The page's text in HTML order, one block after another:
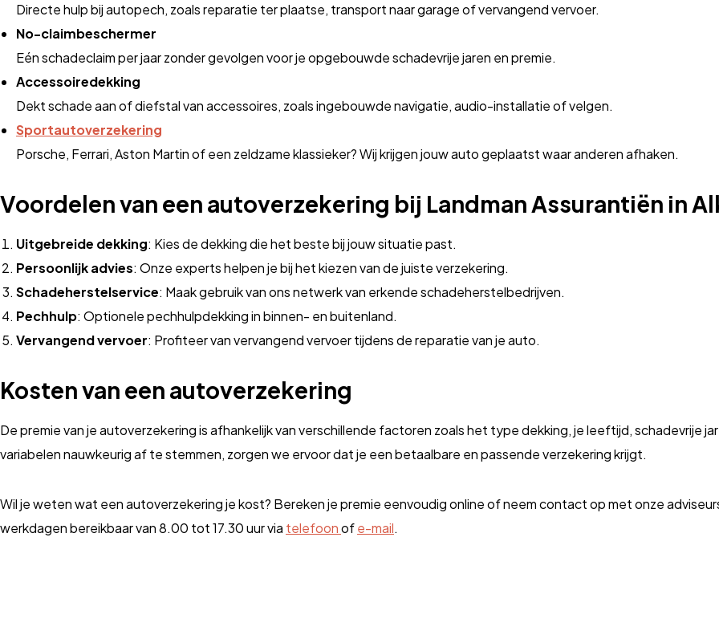
Directe hulp bij autopech, zoals reparatie ter plaatse, transport naar garage of vervangend vervoer.
No-claimbeschermer
Eén schadeclaim per jaar zonder gevolgen voor je opgebouwde schadevrije jaren en premie.
Accessoiredekking
Dekt schade aan of diefstal van accessoires, zoals ingebouwde navigatie, audio-installatie of velgen.
Sportautoverzekering
Porsche, Ferrari, Aston Martin of een zeldzame klassieker? Wij krijgen jouw auto geplaatst waar anderen afhaken.
Voordelen van een autoverzekering bij Landman Assurantiën in
Uitgebreide dekking: Kies de dekking die het beste bij jouw situatie past.
Persoonlijk advies: Onze experts helpen je bij het kiezen van de juiste verzekering.
Schadeherstelservice: Maak gebruik van ons netwerk van erkende schadeherstelbedrijven.
Pechhulp: Optionele pechhulpdekking in binnen- en buitenland.
Vervangend vervoer: Profiteer van vervangend vervoer tijdens de reparatie van je auto.
Kosten van een autoverzekering
De premie van je autoverzekering is afhankelijk van verschillende factoren zoals het type dekking, je leeftijd, schadevrije
variabelen nauwkeurig af te stemmen, zorgen we ervoor dat je een betaalbare en passende verzekering krijgt.
Wil je weten wat een autoverzekering je kost? Bereken je premie eenvoudig online of neem contact op met onze
werkdagen bereikbaar van 8.00 tot 17.30 uur via telefoonofe-mail.